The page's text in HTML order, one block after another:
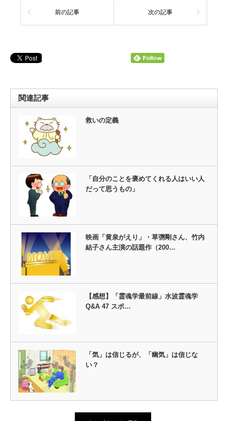
前の記事 次の記事
関連記事
救いの定義
「自分のことを褒めてくれる人はいい人
だって思うもの」
映画「黄泉がえり」・草彅剛さん、竹内
結子さん主演の話題作（200…
【感想】「霊魂学最前線」水波霊魂学
Q&A 47 スポ…
「気」は信じるが、「幽気」は信じな
い？